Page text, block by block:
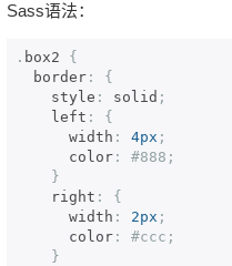
Sass语法：
. box2 {
  border
:
{
    style
: solid ;
    left
:
{
      width
: 4px ;
      color
:
#888;
}
    right
:
{
      width
: 2px ;
      color
:
#ccc;
}